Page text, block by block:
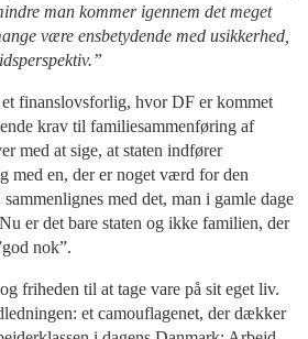
man kommer igennem det meget
være ensbetydende med usikkerhed,
finanslovsforlig, hvor DF er kommet
krav til familiesammenføring af
med at sige, at staten indfører
med en, der er noget værd for den
med det, man i gamle dage
er det bare staten og ikke familien, der
nok”.
friheden til at tage vare på sit eget liv.
et camouflagenet, der dækker